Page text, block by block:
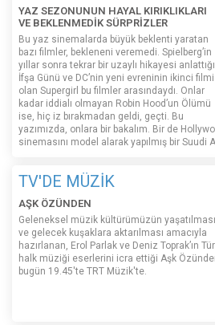
YAZ SEZONUNUN HAYAL KIRIKLIKLARI
VE BEKLENMEDİK SÜRPRİZLER
Bu yaz sinemalarda büyük beklenti yaratan
bazı filmler, bekleneni veremedi. Spielberg’in
yıllar sonra tekrar bir uzaylı hikayesi anlattığı
İfşa Günü ve DC’nin yeni evreninin ikinci filmi
olan Supergirl bu filmler arasındaydı. Onlar
kadar iddialı olmayan Robin Hood’un Ölümü
ise, hiç iz bırakmadan geldi, geçti. Bu
yazımızda, onlara bir bakalım. Bir de
sinemasını model alarak yapılmış bir
TV'DE MÜZİK
AŞK ÖZÜNDEN
Geleneksel müzik kültürümüzün yaşatılması
ve gelecek kuşaklara aktarılması amacıyla
hazırlanan, Erol Parlak ve Deniz Toprak’ın
halk müziği eserlerini icra ettiği Aşk
bugün 19.45'te TRT Müzik'te.